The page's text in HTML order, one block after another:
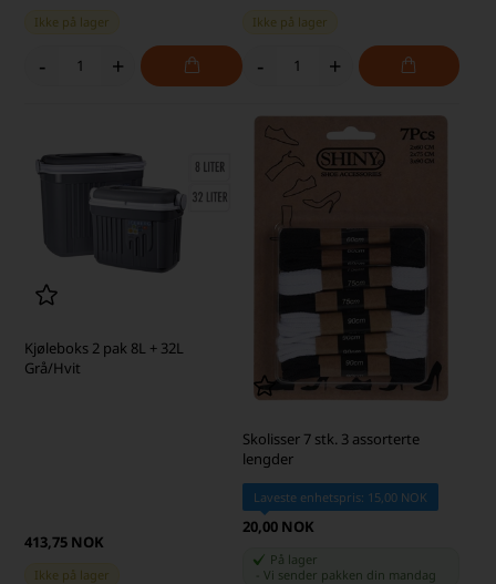
Ikke på lager
- +
Ikke på lager
- +
Kjøleboks 2 pak 8L + 32L
Grå/Hvit
413,75 NOK
Ikke på lager
Skolisser 7 stk. 3 assorterte
lengder
Laveste enhetspris: 15,00 NOK
20,00 NOK
På lager
Vi sender pakken din mandag